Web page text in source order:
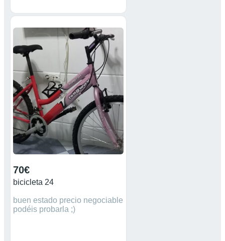
70€
bicicleta 24
buen estado precio negociable
podéis probarla ;)